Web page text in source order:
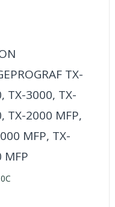
TX-
TX-3000, TX-
TX-2000 MFP,
MFP, TX-
MFP